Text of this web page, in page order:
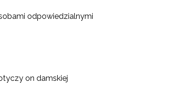
odpowiedzialnymi
on damskiej